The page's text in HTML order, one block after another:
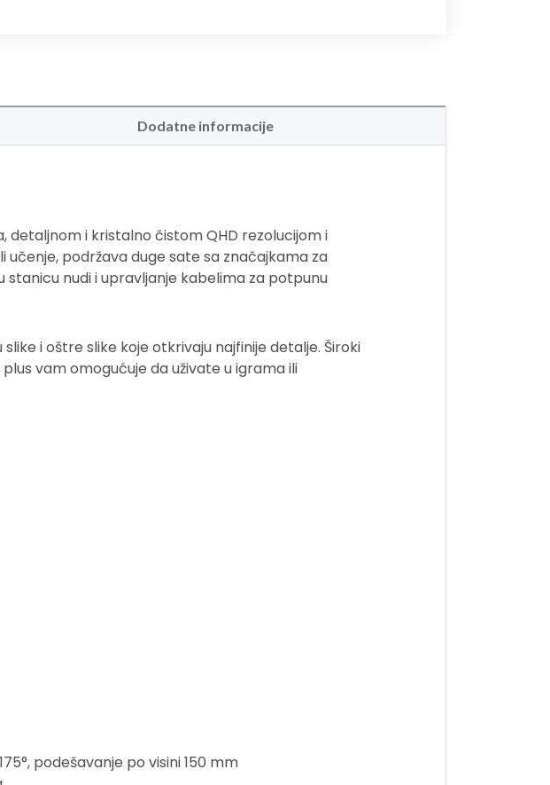
Dodatne informacije
detaljnom i kristalno čistom QHD rezolucijom i
podržava duge sate sa značajkama za
stanicu nudi i upravljanje kabelima za potpunu
i oštre slike koje otkrivaju najfinije detalje. Široki
vam omogućuje da uživate u igrama ili
podešavanje po visini 150 mm